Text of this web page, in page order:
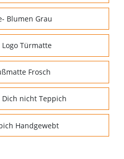
Blumen Grau
Logo Türmatte
Frosch
nicht Teppich
Handgewebt